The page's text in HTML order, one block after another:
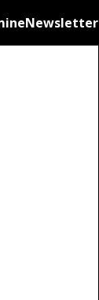
Newsletter